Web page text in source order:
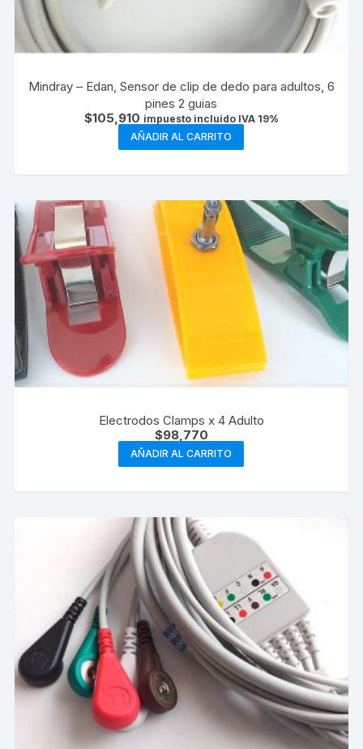
Mindray – Edan, Sensor de clip de dedo para adultos, 6
pines 2 guias
$105,910 impuesto incluido IVA 19%
AÑADIR AL CARRITO
Electrodos Clamps x 4 Adulto
$98,770
AÑADIR AL CARRITO